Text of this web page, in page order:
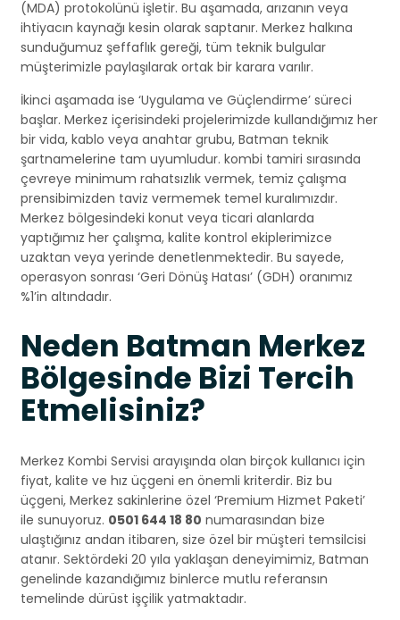
(MDA) protokolünü işletir. Bu aşamada, arızanın veya
ihtiyacın kaynağı kesin olarak saptanır. Merkez halkına
sunduğumuz şeffaflık gereği, tüm teknik bulgular
müşterimizle paylaşılarak ortak bir karara varılır.
İkinci aşamada ise ‘Uygulama ve Güçlendirme’ süreci
başlar. Merkez içerisindeki projelerimizde kullandığımız her
bir vida, kablo veya anahtar grubu, Batman teknik
şartnamelerine tam uyumludur. kombi tamiri sırasında
çevreye minimum rahatsızlık vermek, temiz çalışma
prensibimizden taviz vermemek temel kuralımızdır.
Merkez bölgesindeki konut veya ticari alanlarda
yaptığımız her çalışma, kalite kontrol ekiplerimizce
uzaktan veya yerinde denetlenmektedir. Bu sayede,
operasyon sonrası ‘Geri Dönüş Hatası’ (GDH) oranımız
%1’in altındadır.
Neden Batman Merkez
Bölgesinde Bizi Tercih
Etmelisiniz?
Merkez Kombi Servisi arayışında olan birçok kullanıcı için
fiyat, kalite ve hız üçgeni en önemli kriterdir. Biz bu
üçgeni, Merkez sakinlerine özel ‘Premium Hizmet Paketi’
ile sunuyoruz. 0501 644 18 80 numarasından bize
ulaştığınız andan itibaren, size özel bir müşteri temsilcisi
atanır. Sektördeki 20 yıla yaklaşan deneyimimiz, Batman
genelinde kazandığımız binlerce mutlu referansın
temelinde dürüst işçilik yatmaktadır.